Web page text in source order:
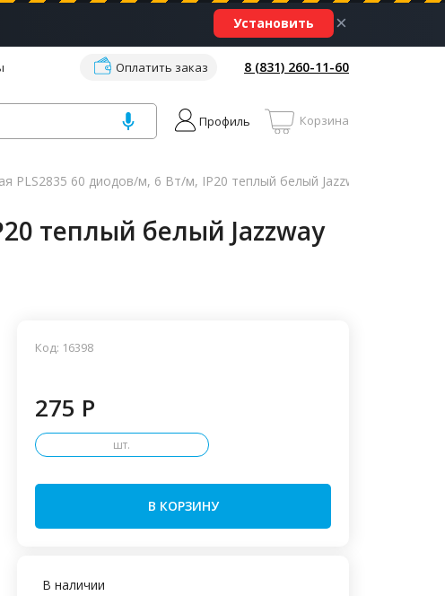
Установить ×
Оплатить заказ 8 (831) 260-11-60
Профиль Корзина
PLS2835 60 диодов/м, 6 Вт/м, IP20 теплый белый Jazzway (уп.5м)
теплый белый Jazzway
Код: 16398
275 P
шт.
В КОРЗИНУ
В наличии